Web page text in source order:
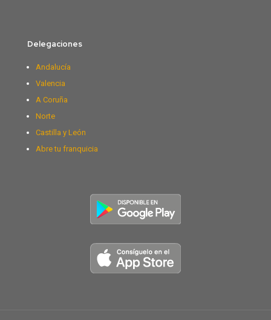
Delegaciones
Andalucía
Valencia
A Coruña
Norte
Castilla y León
Abre tu franquicia